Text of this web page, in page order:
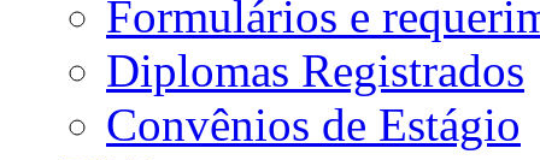
Formulários e
Diplomas Registrados
Convênios de Estágio